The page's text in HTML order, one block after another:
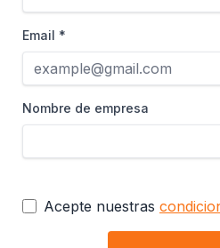
Email *
Nombre de empresa
Acepte nuestras